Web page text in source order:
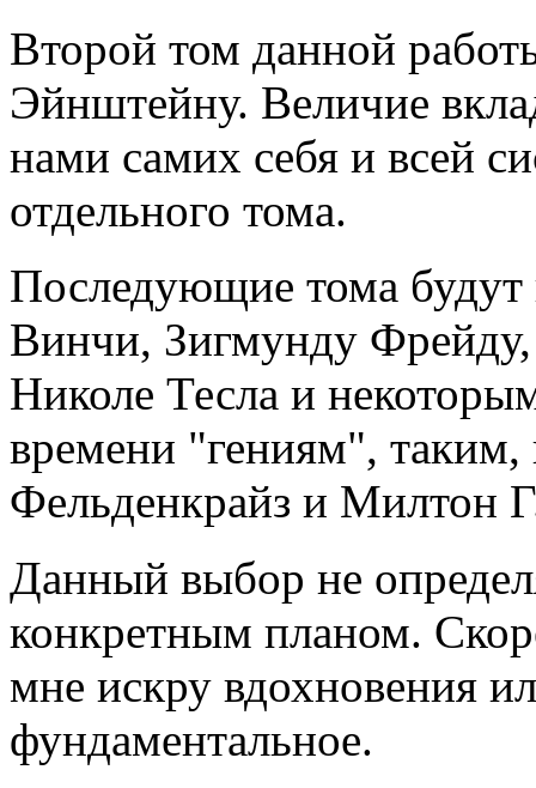
Второй том данной
Эйнштейну. Величие
нами самих себя и всей
отдельного тома.
Последующие тома
Винчи, Зигмунду
Николе Тесла и
времени "гениям",
Фельденкрайз и Милтон
Данный выбор не
конкретным планом.
мне искру вдохновения
фундаментальное.